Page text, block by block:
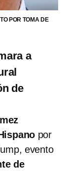
POR TOMA DE
a
de
por
evento
de